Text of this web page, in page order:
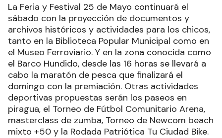
La Feria y Festival 25 de Mayo continuará el
sábado con la proyección de documentos y
archivos históricos y actividades para los chicos,
tanto en la Biblioteca Popular Municipal como en
el Museo Ferroviario. Y en la zona conocida como
el Barco Hundido, desde las 16 horas se llevará a
cabo la maratón de pesca que finalizará el
domingo con la premiación. Otras actividades
deportivas propuestas serán los paseos en
piragua, el Torneo de Fútbol Comunitario Arena,
masterclass de zumba, Torneo de Newcom beach
mixto +50 y la Rodada Patriótica Tu Ciudad Bike.